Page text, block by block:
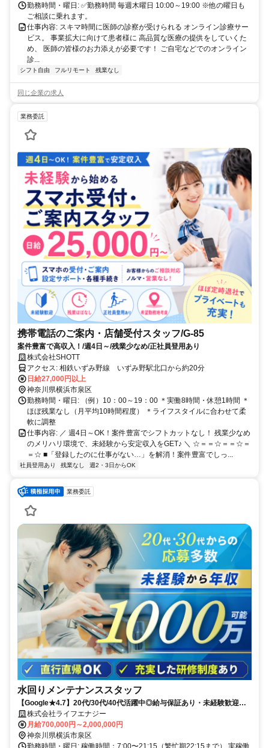
勤務時間・曜日: ✅勤務時間 毎週木曜日 10:00～19:00 ※他の曜日も
ご相談に乗れます。
仕事内容: スキマ時間に医師の診察が受けられる オンライン診療サー
ビス。 事業拡大に向けて患者様に 高品質な医療の提供をしていくた
め、 医師の皆様のお力添えが必要です！ ご自宅などでのオンライン
診...
シフト自由 フルリモート 残業なし
同じ企業の求人
業務委託
携帯電話のご案内・店舗受付スタッフ/G-85
案件豊富で高収入！/週4日～/残業少なめ/正社員登用あり
株式会社SHOTT
アクセス: 相鉄いずみ野線 いずみ野駅北口から約20分
日給27,000円以上
神奈川県横浜市泉区
勤務時間・曜日: （例）10：00～19：00 ＊実働8時間・休憩1時間 ＊
ほぼ残業なし（月平均10時間程度） ＊ライフスタイルに合わせて柔
軟に調整
仕事内容: ／ 週4日～OK！案件豊富でシフトカットなし！ 残業少なめ
のメリハリ環境で、未経験から安定収入をGET♪ ＼ ☆＝＝☆＝＝☆＝
＝☆ ■「登録したのに仕事がない…」を解消！案件豊富でしっ...
社員登用あり 残業なし 週2・3日からOK
業務委託
水回りメンテナンススタッフ
【Google★4.7】20代/30代/40代活躍中◎給与保証あり・未経験歓迎！
免許だけでOK◎研修中も給与あり
株式会社ライフエナジー
月給700,000円～2,000,000円
神奈川県横浜市泉区
勤務時間・曜日: 稼働時間：7:00〜21:15（繁忙期22:15まで） 実稼働